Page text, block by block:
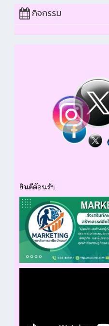
กิจกรรม
ยินดีต้อนรับ